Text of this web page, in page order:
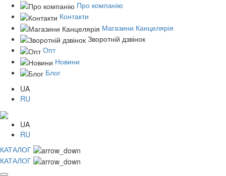
Про компанію
Контакти
Магазини Канцелярія
Зворотній дзвінок
Опт
Новини
Блог
UA
RU
UA
RU
КАТАЛОГ
КАТАЛОГ